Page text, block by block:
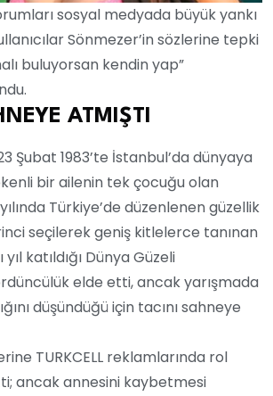
sosyal medyada büyük yankı
Sönmezer’in sözlerine tepki
buluyorsan kendin yap”
ATMIŞTI
Şubat 1983’te İstanbul’da dünyaya
bir ailenin tek çocuğu olan
Türkiye’de düzenlenen güzellik
seçilerek geniş kitlelerce tanınan
katıldığı Dünya Güzeli
elde etti, ancak yarışmada
düşündüğü için tacını sahneye
TURKCELL reklamlarında rol
ancak annesini kaybetmesi